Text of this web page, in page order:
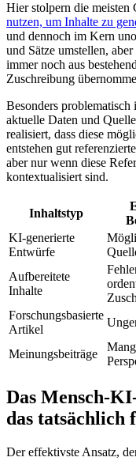
Hier stolpern die meisten
nutzen, um Inhalte zu
und dennoch im Kern
und Sätze umstellen,
immer noch aus
Zuschreibung
Besonders
aktuelle Daten und
realisiert, dass diese
entstehen gut
aber nur wenn diese
kontextualisiert sind.
Inhaltstyp
KI-generierte
Entwürfe
Aufbereitete
Inhalte
Forschungsbasierte
Artikel
Meinungsbeiträge
Das Mensch-
das
Der effektivste Ansatz,